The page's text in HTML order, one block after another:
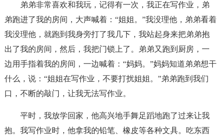
弟弟非常喜欢和我玩，记得有一次，我正在写作业，弟
弟跑进了我的房间，大声喊着：“姐姐。”我没理他，弟弟看着
我没理他，就跑到我身旁打了我几下，我站起身来把弟弟抱
出了我的房间，然后，我把门锁上了。弟弟又跑到厨房，一
边用手指着我的房间，一边喊着：“妈妈。”妈妈知道弟弟想干
什么，说：“姐姐在写作业，不要打扰姐姐。”弟弟跑到我们
口，不断的敲门，让我无法写作业。
平时，我放学回家，他高兴地手舞足蹈地跑了过来让我
抱。我写作业时，他拿我的铅笔、橡皮等各种文具。吃东西